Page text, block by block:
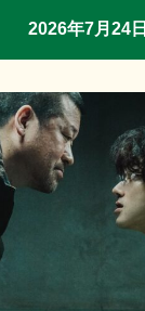
2026年7月24日